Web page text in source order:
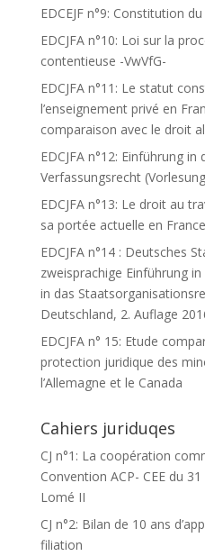
EDCEJF n°9: Constitution
EDCJFA n°10: Loi sur la
contentieuse -VwVfG-
EDCJFA n°11: Le statut
l’enseignement privé en
comparaison avec le droit
EDCJFA n°12: Einführung
Verfassungsrecht
EDCJFA n°13: Le droit au
sa portée actuelle en
EDCJFA n°14 : Deutsches
zweisprachige Einführung
in das
Deutschland, 2. Auflage
EDCJFA n° 15: Etude
protection juridique des
l’Allemagne et le Canada
Cahiers juriduqes
CJ n°1: La coopération
Convention ACP- CEE du
Lomé II
CJ n°2: Bilan de 10 ans
filiation